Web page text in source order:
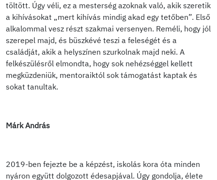
töltött. Úgy véli, ez a mesterség azoknak való, akik szeretik
a kihívásokat „mert kihívás mindig akad egy tetőben”. Első
alkalommal vesz részt szakmai versenyen. Reméli, hogy jól
szerepel majd, és büszkévé teszi a feleségét és a
családját, akik a helyszínen szurkolnak majd neki. A
felkészülésről elmondta, hogy sok nehézséggel kellett
megküzdeniük, mentoraiktól sok támogatást kaptak és
sokat tanultak.
Márk András
2019-ben fejezte be a képzést, iskolás kora óta minden
nyáron együtt dolgozott édesapjával. Úgy gondolja, élete